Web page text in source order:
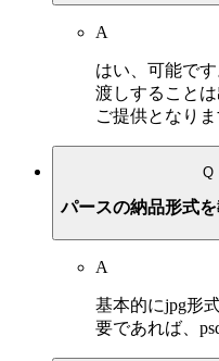
A
はい、可能で
渡しすること
ご提供となり
Q
パースの納品形式を
A
基本的にjpg形
要であれば、